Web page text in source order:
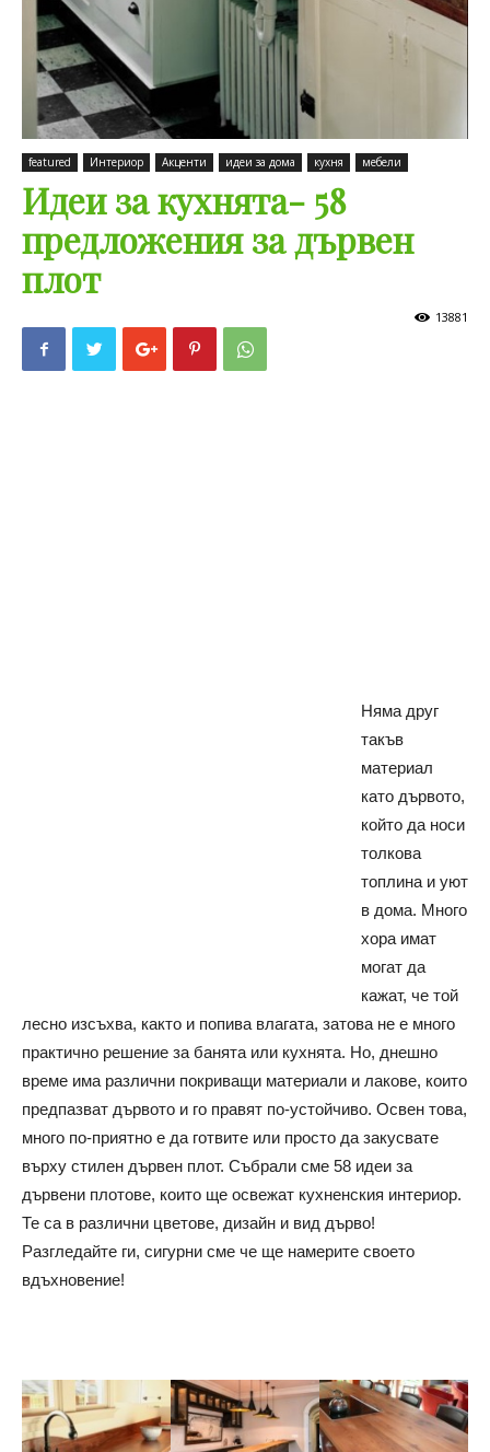
featured Интериор Акценти идеи за дома кухня мебели
Идеи за кухнята- 58
предложения за дървен
плот
13881
Няма друг
такъв
материал
като дървото,
който да носи
толкова
топлина и уют
в дома. Много
хора имат
могат да
кажат, че той
лесно изсъхва, както и попива влагата, затова не е много
практично решение за банята или кухнята. Но, днешно
време има различни покриващи материали и лакове, които
предпазват дървото и го правят по-устойчиво. Освен това,
много по-приятно е да готвите или просто да закусвате
върху стилен дървен плот. Събрали сме 58 идеи за
дървени плотове, които ще освежат кухненския интериор.
Те са в различни цветове, дизайн и вид дърво!
Разгледайте ги, сигурни сме че ще намерите своето
вдъхновение!